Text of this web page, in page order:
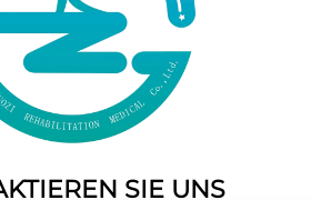
SIE UNS